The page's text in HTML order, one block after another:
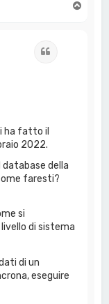
ha fatto il
2022.
database della
faresti?
si
di sistema
di un
eseguire